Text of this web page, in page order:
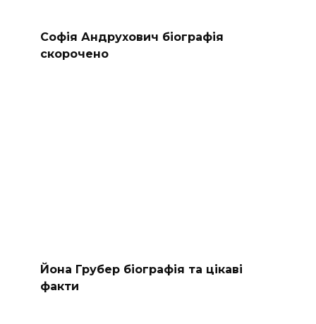
Софія Андрухович біографія
скорочено
Йона Грубер біографія та цікаві
факти